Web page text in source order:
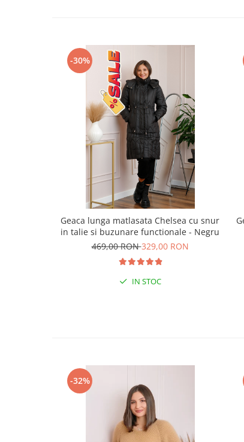
-30%
Geaca lunga matlasata Chelsea cu snur
in talie si buzunare functionale - Negru
469,00 RON329,00 RON
IN STOC
-32%